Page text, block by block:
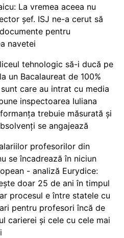
La vremea aceea nu
șef. ISJ ne-a cerut să
pentru
navetei
tehnologic să-i ducă pe
un Bacalaureat de 100%
care au intrat cu media
inspectoarea Iuliana
trebuie măsurată și
se angajează
profesorilor din
se încadrează în niciun
- analiză Eurydice:
doar 25 de ani în timpul
procesul e între statele cu
pentru profesori încă de
carierei și cele cu cele mai